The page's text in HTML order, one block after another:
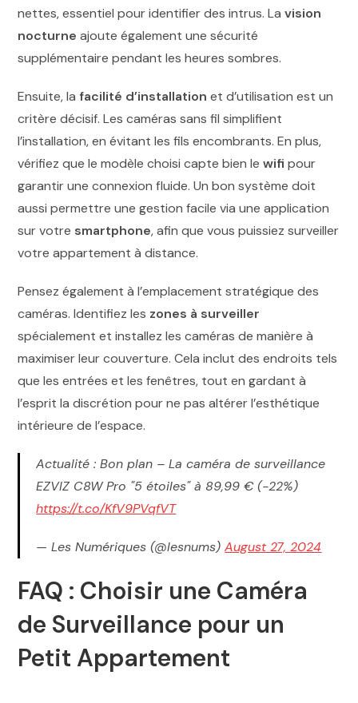
nettes, essentiel pour identifier des intrus. Lavision
nocturne ajoute également une sécurité
supplémentaire pendant les heures sombres.
Ensuite, lafacilité d’installation et d’utilisation est un
critère décisif. Les caméras sans fil simplifient
l’installation, en évitant les fils encombrants. En plus,
vérifiez que le modèle choisi capte bien lewifi pour
garantir une connexion fluide. Un bon système doit
aussi permettre une gestion facile via une application
sur votre smartphone, afin que vous puissiez surveiller
votre appartement à distance.
Pensez également à l’emplacement stratégique des
caméras. Identifiez les zones à surveiller
spécialement et installez les caméras de manière à
maximiser leur couverture. Cela inclut des endroits tels
que les entrées et les fenêtres, tout en gardant à
l’esprit la discrétion pour ne pas altérer l’esthétique
intérieure de l’espace.
Actualité : Bon plan – La caméra de surveillance
EZVIZ C8W Pro "5 étoiles" à 89,99 € (-22%)
https://t.co/KfV9PVqfVT
— Les Numériques (@lesnums)August 27, 2024
FAQ : Choisir une Caméra
de Surveillance pour un
Petit Appartement